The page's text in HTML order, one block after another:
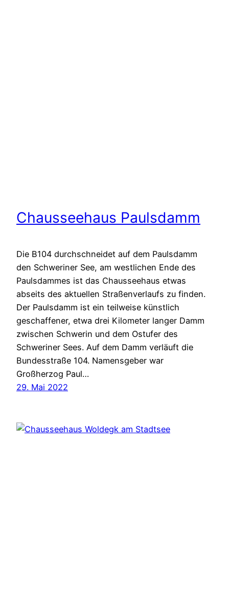
Chausseehaus Paulsdamm
Die B104 durchschneidet auf dem Paulsdamm
den Schweriner See, am westlichen Ende des
Paulsdammes ist das Chausseehaus etwas
abseits des aktuellen Straßenverlaufs zu finden.
Der Paulsdamm ist ein teilweise künstlich
geschaffener, etwa drei Kilometer langer Damm
zwischen Schwerin und dem Ostufer des
Schweriner Sees. Auf dem Damm verläuft die
Bundesstraße 104. Namensgeber war
Großherzog Paul…
29. Mai 2022